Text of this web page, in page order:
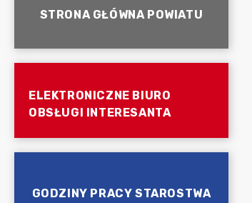
STRONA GŁÓWNA POWIATU
ELEKTRONICZNE BIURO
OBSŁUGI INTERESANTA
GODZINY PRACY STAROSTWA